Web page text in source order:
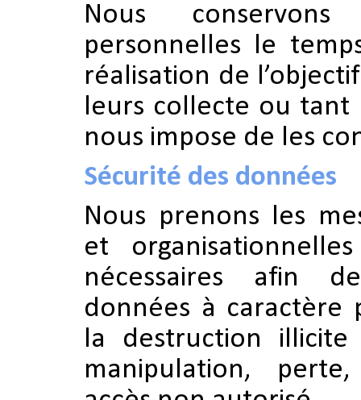
Nous
personnelles le
réalisation de
leurs collecte ou tant
nous impose de les
Sécurité des données
Nous prenons les
et
nécessaires afin
données à caractère
la destruction illicite
manipulation,